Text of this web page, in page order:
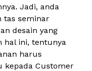
Jadi, anda
tas seminar
desain yang
hal ini, tentunya
harus
kepada Customer